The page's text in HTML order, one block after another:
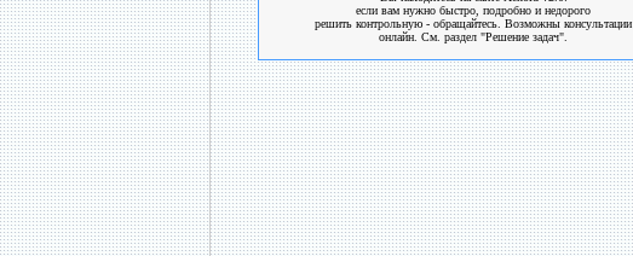
если вам нужно быстро, подробно и недорого
решить контрольную - обращайтесь. Возможны консультации
онлайн. См. раздел "Решение задач".